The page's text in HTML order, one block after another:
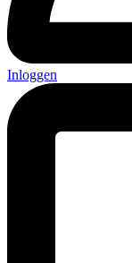
Inloggen